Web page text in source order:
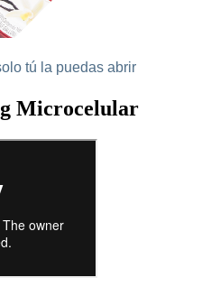
tú la puedas abrir
Microcelular